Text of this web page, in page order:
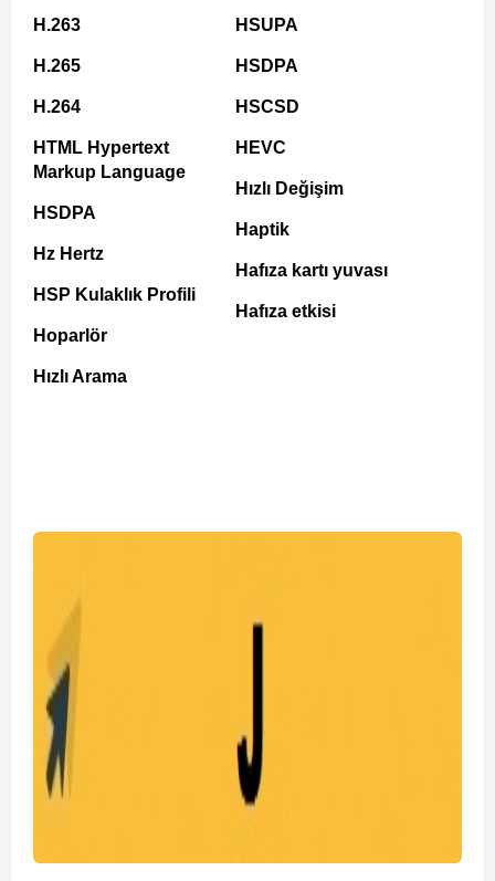
H.263
H.265
H.264
HTML Hypertext
Markup Language
HSDPA
Hz Hertz
HSP Kulaklık Profili
Hoparlör
Hızlı Arama
HSUPA
HSDPA
HSCSD
HEVC
Hızlı Değişim
Haptik
Hafıza kartı yuvası
Hafıza etkisi